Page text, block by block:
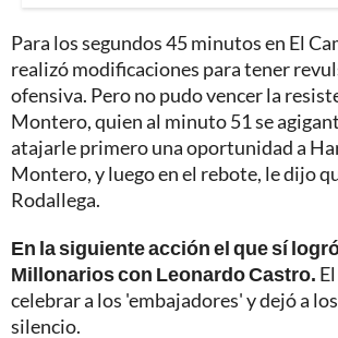
Para los segundos 45 minutos en El
realizó modificaciones para tener
ofensiva. Pero no pudo vencer la
Montero, quien al minuto 51 se
atajarle primero una oportunidad a
Montero, y luego en el rebote, le dijo
Rodallega.
En la siguiente acción el que sí
Millonarios con Leonardo Castro.
celebrar a los 'embajadores' y dejó a
silencio.